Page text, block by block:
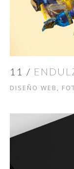
11 /
DISEÑO WEB,